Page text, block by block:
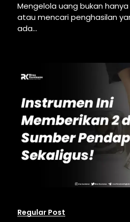
Mengelola uang bukan
atau mencari penghasilan
ada...
Regular Post